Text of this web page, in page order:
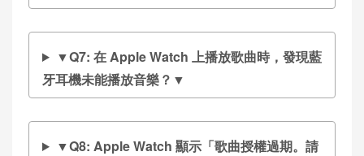
▼Q7: 在 Apple Watch 上播放歌曲時，發現藍
牙耳機未能播放音樂？▼
▼Q8: Apple Watch 顯示「歌曲授權過期。請